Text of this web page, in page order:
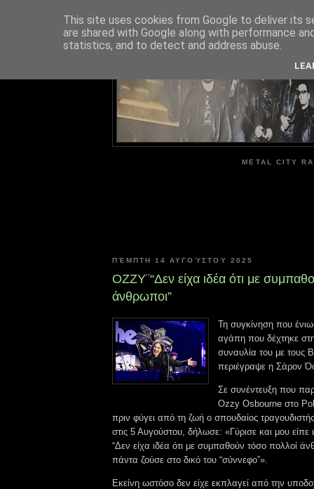
METAL CITY
ΠΈΜΠΤΗ 14 ΑΥΓΟΎΣΤΟΥ 2025
ΟΖΖΥ¨“Δεν είχα ιδέα ότι με
άνθρωποι”
Τη συγκίνηση που
αγάπη που δέχτηκε
συναυλία του με τους
περιέγραψε η Σάρον
Σε συνέντευξη που
Ozzy Osbourne στο
πριν φύγει από τη ζωή ο σπουδαίος
στις 5 Αυγούστου, δήλωσε: «Γύρισε και μου είπε
“Δεν είχα ιδέα ότι με συμπαθούν τόσο πολλοί
πάντα ζούσε στο δικό του “σύννεφο”».
Εκείνη ωστόσο δεν είχε εκπλαγεί από την
This site uses cookies from Google to deliver its
are shared with Google along with performance
statistics, and to detect and address abuse.